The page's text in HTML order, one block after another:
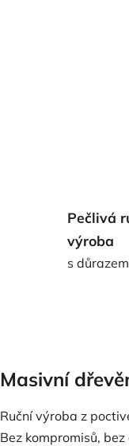
Pečlivá
výroba
s
Masivní
Ruční výroba z
Bez kompromisů,